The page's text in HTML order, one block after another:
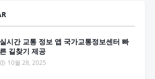
실시간 교통 정보 앱 국가교통정보센터 빠
른 길찾기 제공
10월 28, 2025